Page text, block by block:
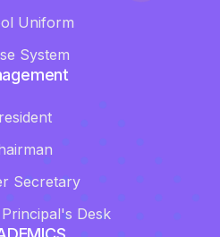
Uniform
System
Secretary
Desk